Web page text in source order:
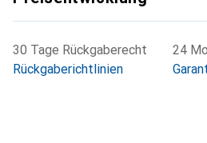
30 Tage Rückgaberecht
Rückgaberichtlinien
24